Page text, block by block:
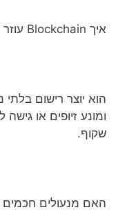
איך Blockchain עוזר במנעולים חכמים?
הוא יוצר רישום בלתי
ומונע זיופים או
שקוף.
האם מנעולים חכמים